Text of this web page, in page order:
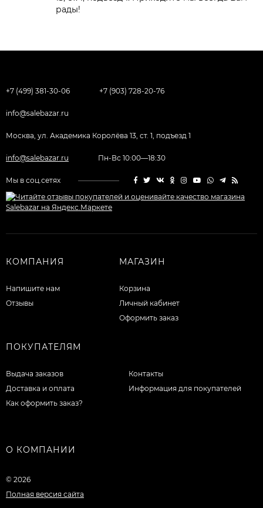
рады!
+7 (499) 381-30-06 +7 (903) 728-20-76
info@salebazar.ru
Москва, ул. Академика Королёва 13, ст. 1, подъезд 1
info@salebazar.ru Пн-Вс 10:00—18:30
Мы в соц.сетях
КОМПАНИЯ
Напишите нам
Отзывы
МАГАЗИН
Корзина
Личный кабинет
Оформить заказ
ПОКУПАТЕЛЯМ
Выдача заказов
Доставка и оплата
Как оформить заказ?
Контакты
Информация для покупателей
О КОМПАНИИ
© 2026
Полная версия сайта